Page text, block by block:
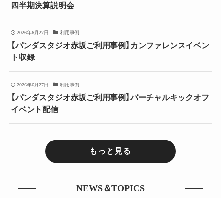
四半期決算説明会
2026年6月27日 利用事例
【パンダスタジオ赤坂ご利用事例】カンファレンスイベン
ト収録
2026年6月27日 利用事例
【パンダスタジオ赤坂ご利用事例】バーチャルキックオフ
イベント配信
もっと見る
NEWS＆TOPICS